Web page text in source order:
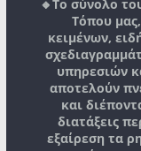
🔸Το σύνολο
Τόπου
κειμένων,
υπηρεσιών
αποτελούν
και
διατάξεις
εξαίρεση τα